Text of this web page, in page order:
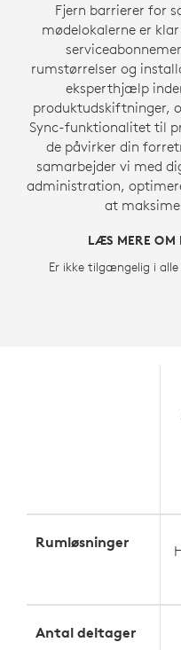
Fjern barrierer for
mødelokalerne er
rumstørrelser og
eksperthjælp
produktudskiftninger,
Sync-funktionalitet til
de påvirker din
samarbejder vi med
administration,
at
LÆS MERE OM
Er ikke tilgængelig i
Rumløsninger
Antal deltager